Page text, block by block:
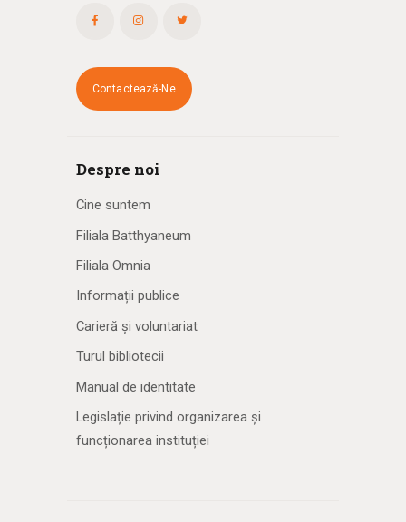
Contactează-Ne
Despre noi
Cine suntem
Filiala Batthyaneum
Filiala Omnia
Informații publice
Carieră și voluntariat
Turul bibliotecii
Manual de identitate
Legislație privind organizarea și
funcționarea instituției